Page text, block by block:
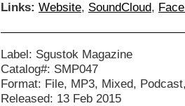
Links: Website, SoundCloud,
Label: Sgustok Magazine
Catalog#: SMP047
Format: File, MP3, Mixed,
Released: 13 Feb 2015